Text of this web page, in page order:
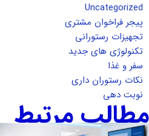
Uncategorized
پیجر فراخوان مشتری
تجهیزات رستورانی
تکنولوژی های جدید
سفر و غذا
نکات رستوران داری
نوبت دهی
مطالب مرتبط